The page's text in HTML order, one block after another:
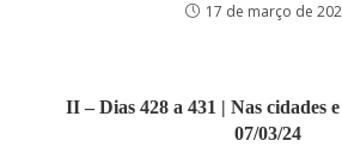
17 de março de
II – Dias 428 a 431 | Nas cidades
07/03/24